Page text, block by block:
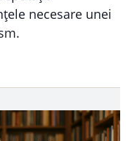
necesare unei